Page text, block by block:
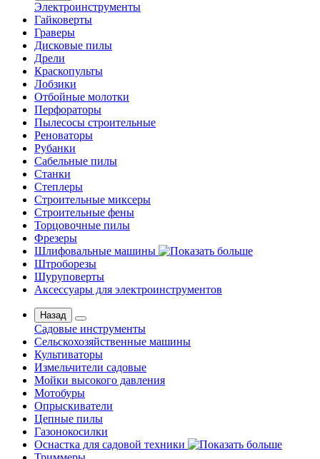
Электроинструменты
Гайковерты
Граверы
Дисковые пилы
Дрели
Краскопульты
Лобзики
Отбойные молотки
Перфораторы
Пылесосы строительные
Реноваторы
Рубанки
Сабельные пилы
Станки
Степлеры
Строительные миксеры
Строительные фены
Торцовочные пилы
Фрезеры
Шлифовальные машины
Штроборезы
Шуруповерты
Аксессуары для электроинструментов
Назад
Садовые инструменты
Сельскохозяйственные машины
Культиваторы
Измельчители садовые
Мойки высокого давления
Мотобуры
Опрыскиватели
Цепные пилы
Газонокосилки
Оснастка для садовой техники